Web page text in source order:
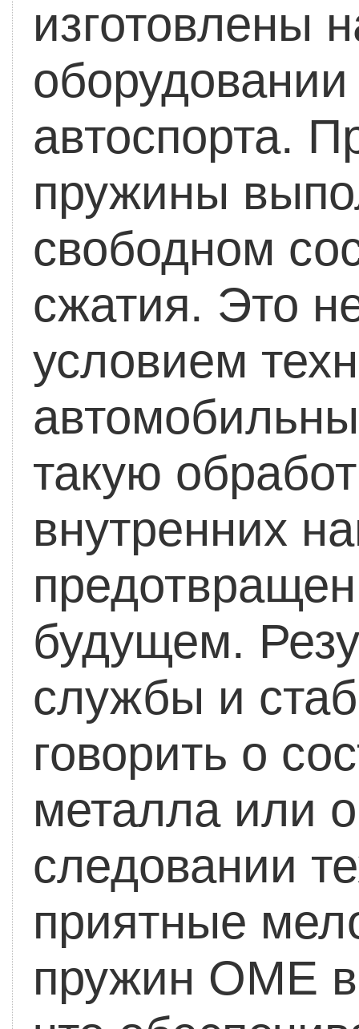
изготовлены
автоспорта.
пружины
свободном
сжатия. Это
условием
такую
внутренних
будущем.
службы и
говорить о
металла или
следовании
приятные
пружин OME